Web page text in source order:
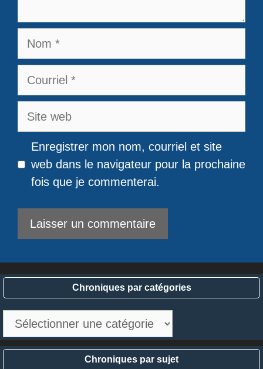
Nom
Courriel
Site
Enregistrer mon nom, courriel et site
web dans le navigateur pour la prochaine
fois que je commenterai.
Chroniques par catégories
Chroniques
catégories
Chroniques par sujet